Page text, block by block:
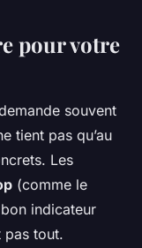
pour votre
souvent
tient pas qu’au
Les
(comme le
indicateur
pas tout.